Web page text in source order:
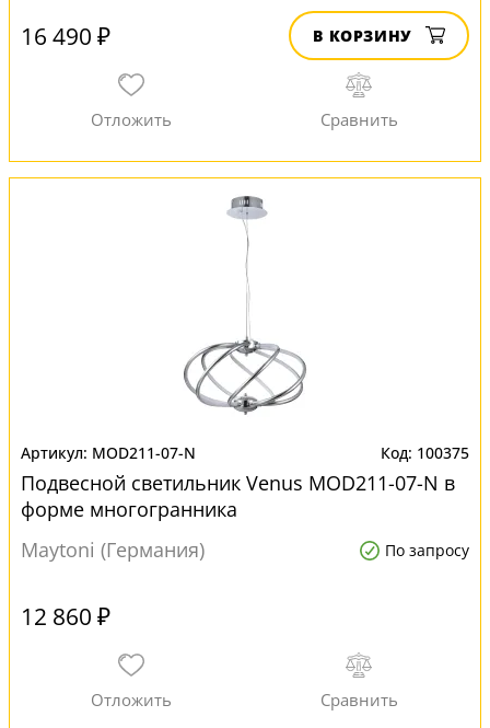
16 490 ₽ В КОРЗИНУ
MOD211-07-N 100375
Подвесной светильник Venus MOD211-07-N в
форме многогранника
Maytoni (Германия)
По запросу
12 860 ₽